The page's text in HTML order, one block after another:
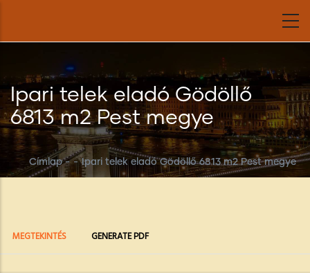
Ipari telek eladó Gödöllő
6813 m2 Pest megye
Címlap - - Ipari telek eladó Gödöllő 6813 m2 Pest megye
Elsődleges
fülek
MEGTEKINTÉS (AKTÍVGENERATE PDF